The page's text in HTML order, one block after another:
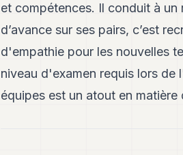
et compétences. Il conduit à
d’avance sur ses pairs, c’est
d'empathie pour les nouvelles
niveau d'examen requis lors
équipes est un atout en matière